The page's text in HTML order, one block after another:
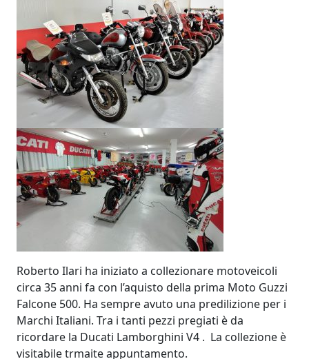
Roberto Ilari ha iniziato a collezionare motoveicoli
circa 35 anni fa con l’aquisto della prima Moto Guzzi
Falcone 500. Ha sempre avuto una predilizione per i
Marchi Italiani. Tra i tanti pezzi pregiati è da
ricordare la Ducati Lamborghini V4 . La collezione è
visitabile trmaite appuntamento.